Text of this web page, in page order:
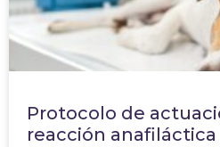
Protocolo de
reacción anafiláctica